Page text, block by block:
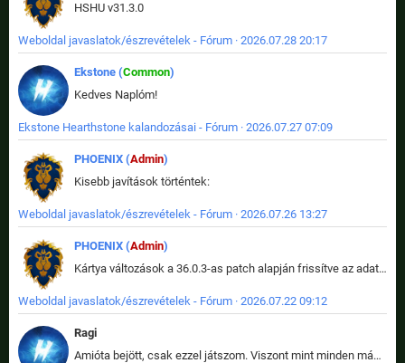
HSHU v31.3.0
Weboldal javaslatok/észrevételek - Fórum · 2026.07.28 20:17
Ekstone (Common)
Kedves Naplóm!
Ekstone Hearthstone kalandozásai - Fórum · 2026.07.27 07:09
PHOENIX (Admin)
Kisebb javítások történtek:
Weboldal javaslatok/észrevételek - Fórum · 2026.07.26 13:27
PHOENIX (Admin)
Kártya változások a 36.0.3-as patch alapján frissítve az adatbázisban (képek is cserélve).
Weboldal javaslatok/észrevételek - Fórum · 2026.07.22 09:12
Ragi
Amióta bejött, csak ezzel játszom. Viszont mint minden más - akár az alapjáték is, ez is baromira összetett lett. Néha már pár kör után is esélytelen az egész. Vagy irreállisan túltápol valaki, vagy lelép a partner, vagy csak hülye mint a segg. És amikor eljönne az én időm, na akkor jön el mindenki másé is. Engem jobban érdekelne, hogy ki milyen ratingen szokott játszani. Na ez lenne egy érdekes adat.